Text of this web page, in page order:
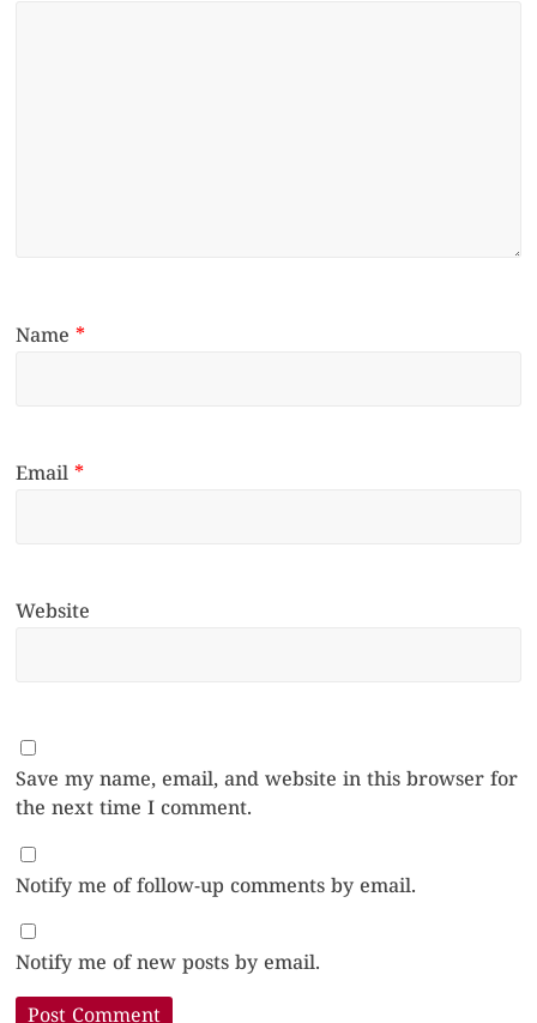
Name*
Email*
Website
Save my name, email, and website in this browser for
the next time I comment.
Notify me of follow-up comments by email.
Notify me of new posts by email.